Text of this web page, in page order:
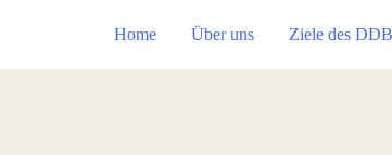
Home Über uns Ziele des